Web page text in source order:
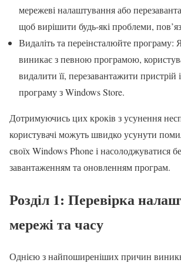
мережеві налаштування або
щоб вирішити будь-які проблеми,
Видаліть та переінсталюйте
виникає з певною програмою,
видалити її, перезавантажити пристрій
програму з Windows Store.
Дотримуючись цих кроків з усунення
користувачі можуть швидко усунути
своїх Windows Phone і насолоджуватися
завантаженням та оновленням програм.
Розділ 1: Перевірка
мережі та часу
Однією з найпоширеніших причин